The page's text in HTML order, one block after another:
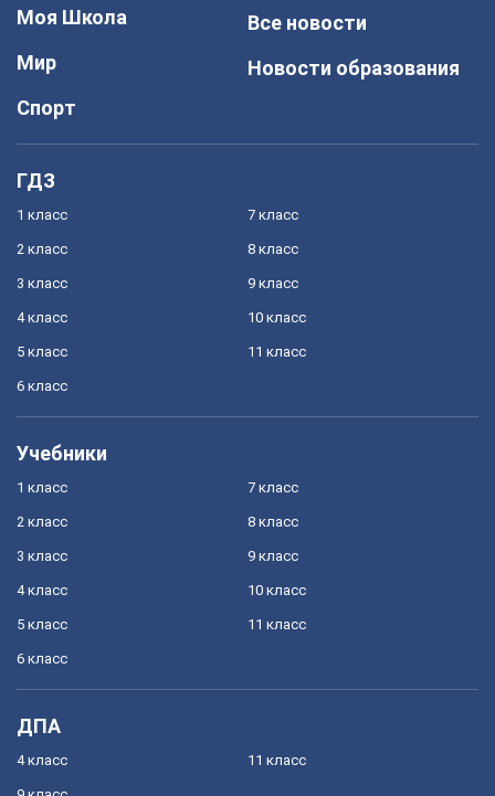
Моя Школа
Мир
Спорт
Все новости
Новости образования
ГДЗ
1 класс
2 класс
3 класс
4 класс
5 класс
6 класс
7 класс
8 класс
9 класс
10 класс
11 класс
Учебники
1 класс
2 класс
3 класс
4 класс
5 класс
6 класс
7 класс
8 класс
9 класс
10 класс
11 класс
ДПА
4 класс 11 класс